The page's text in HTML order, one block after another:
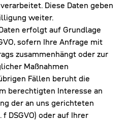
Diese Daten geben
weiter.
erfolgt auf Grundlage
sofern Ihre Anfrage mit
zusammenhängt oder zur
Maßnahmen
Fällen beruht die
berechtigten Interesse an
der an uns gerichteten
DSGVO) oder auf Ihrer